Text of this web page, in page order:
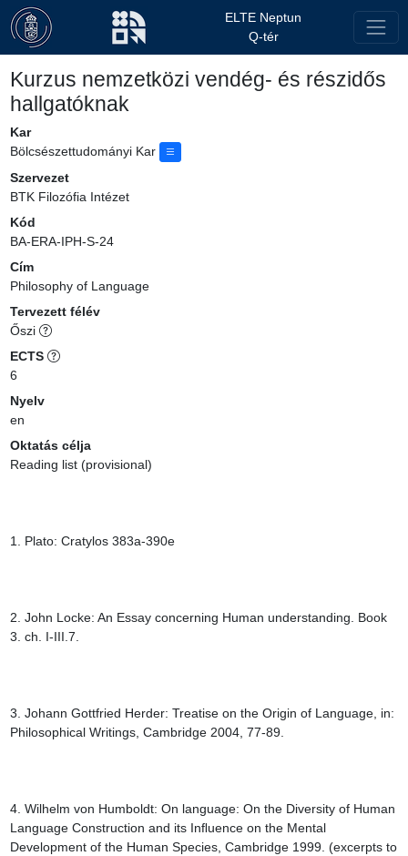
ELTE Neptun
Q-tér
Kurzus nemzetközi vendég- és részidős
hallgatóknak
Kar
Bölcsészettudományi Kar
Szervezet
BTK Filozófia Intézet
Kód
BA-ERA-IPH-S-24
Cím
Philosophy of Language
Tervezett félév
Őszi
ECTS
6
Nyelv
en
Oktatás célja
Reading list (provisional)
1. Plato: Cratylos 383a-390e
2. John Locke: An Essay concerning Human understanding. Book
3. ch. I-III.7.
3. Johann Gottfried Herder: Treatise on the Origin of Language, in:
Philosophical Writings, Cambridge 2004, 77-89.
4. Wilhelm von Humboldt: On language: On the Diversity of Human
Language Construction and its Inﬂuence on the Mental
Development of the Human Species, Cambridge 1999. (excerpts to